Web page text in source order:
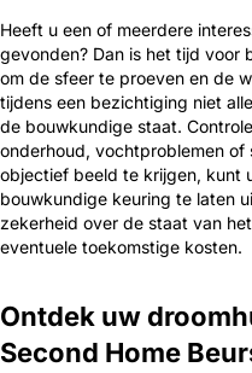
Heeft u een of meerdere
gevonden? Dan is het tijd voor
om de sfeer te proeven en de
tijdens een bezichtiging niet
de bouwkundige staat.
onderhoud, vochtproblemen
objectief beeld te krijgen, kunt
bouwkundige keuring te laten
zekerheid over de staat van
eventuele toekomstige kosten.
Ontdek uw
Second Home